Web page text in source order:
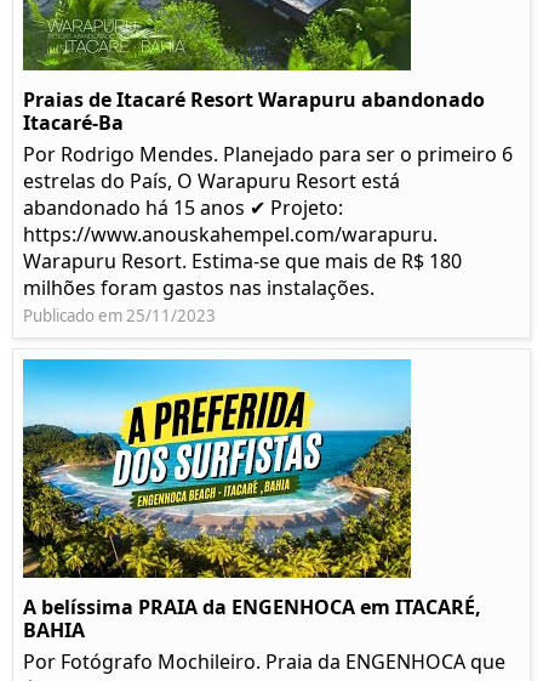
Praias de Itacaré Resort Warapuru abandonado
Itacaré-Ba
Por Rodrigo Mendes. Planejado para ser o primeiro 6
estrelas do País, O Warapuru Resort está
abandonado há 15 anos ✔ Projeto:
https://www.anouskahempel.com/warapuru.
Warapuru Resort. Estima-se que mais de R$ 180
milhões foram gastos nas instalações.
Publicado em 25/11/2023
A belíssima PRAIA da ENGENHOCA em ITACARÉ,
BAHIA
Por Fotógrafo Mochileiro. Praia da ENGENHOCA que